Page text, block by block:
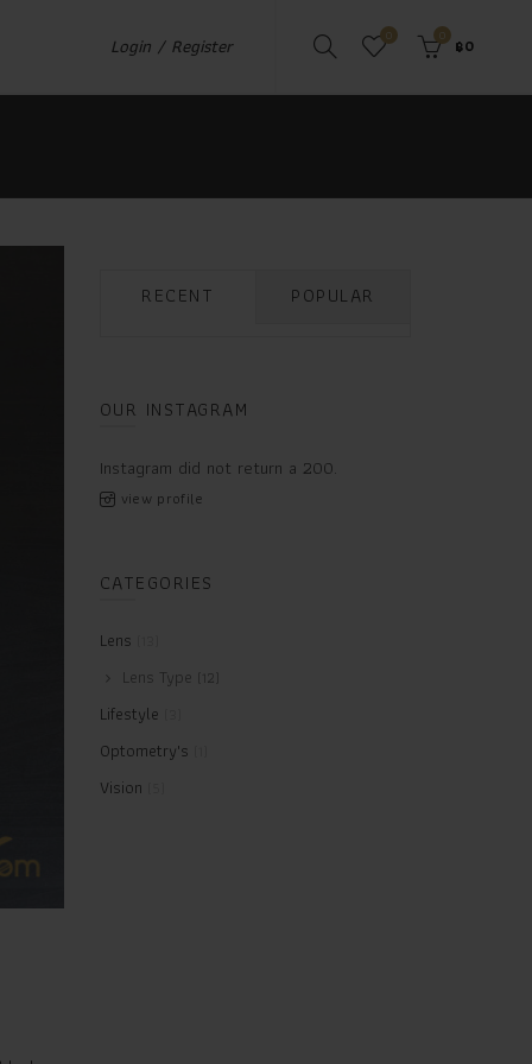
Login / Register ฿0
RECENT POPULAR
OUR INSTAGRAM
Instagram did not return a 200.
view profile
CATEGORIES
Lens
Lens Type (12)
Lifestyle
Optometry's
Vision